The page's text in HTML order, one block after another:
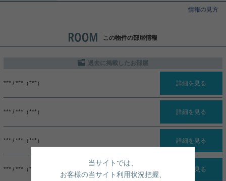
情報の見方
この物件の部屋情報
過去に掲載したお部屋
*** / ***（***） 詳細を見る
*** / ***（***） 詳細を見る
*** / ***（***） 詳細を見る
*** / ***（***） 詳細を見る
当サイトでは、
お客様の当サイト利用状況把握、